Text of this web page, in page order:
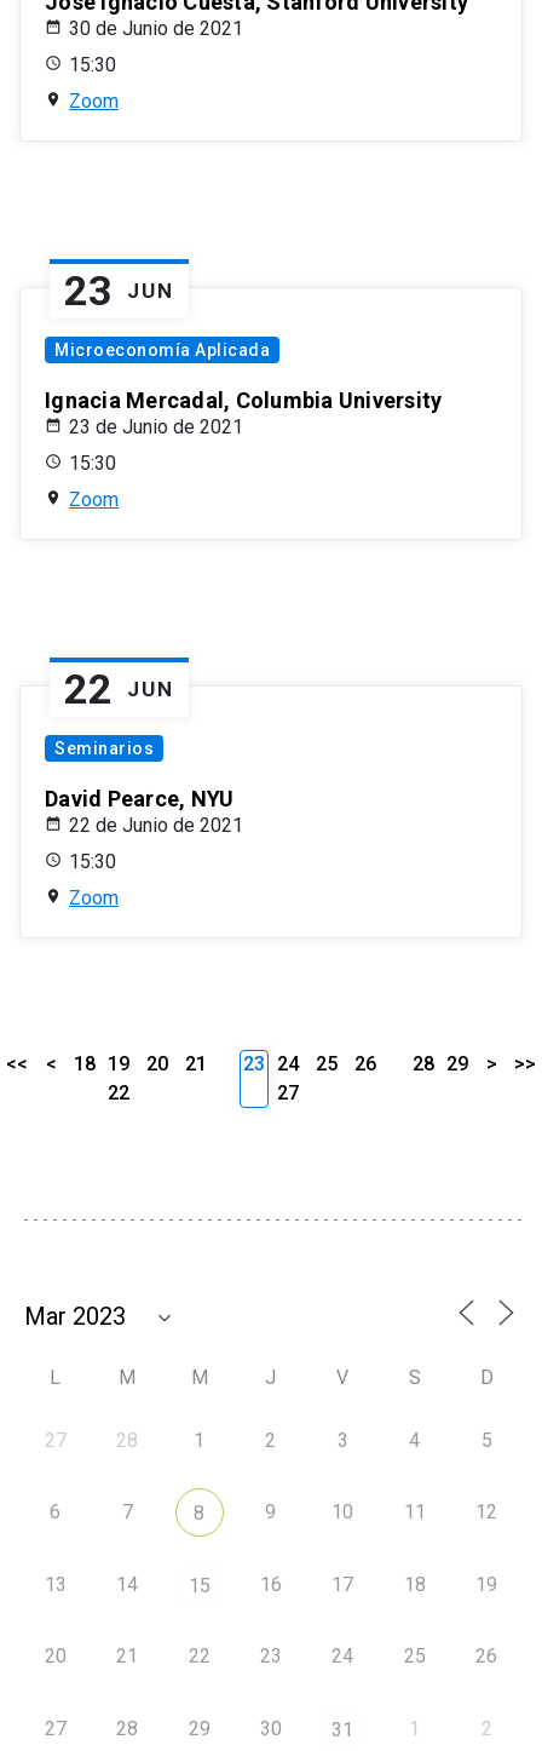
30 de Junio de 2021
15:30
Zoom
23 JUN
Microeconomía Aplicada
Ignacia Mercadal, Columbia University
23 de Junio de 2021
15:30
Zoom
22 JUN
Seminarios
David Pearce, NYU
22 de Junio de 2021
15:30
Zoom
<< < 18 19 20
21
22
23 24 25
26
27
28 29 > >>
L M M J V S D
27 28 1 2 3 4 5
6 7 8 9 10 11 12
13 14 15 16 17 18 19
20 21 22 23 24 25 26
27 28 29 30 31 1 2